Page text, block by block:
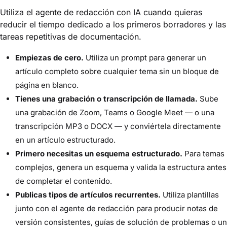
Utiliza el agente de redacción con IA cuando quieras
reducir el tiempo dedicado a los primeros borradores y las
tareas repetitivas de documentación.
Empiezas de cero. Utiliza un prompt para generar un
artículo completo sobre cualquier tema sin un bloque de
página en blanco.
Tienes una grabación o transcripción de llamada. Sube
una grabación de Zoom, Teams o Google Meet — o una
transcripción MP3 o DOCX — y conviértela directamente
en un artículo estructurado.
Primero necesitas un esquema estructurado. Para temas
complejos, genera un esquema y valida la estructura antes
de completar el contenido.
Publicas tipos de artículos recurrentes. Utiliza plantillas
junto con el agente de redacción para producir notas de
versión consistentes, guías de solución de problemas o un